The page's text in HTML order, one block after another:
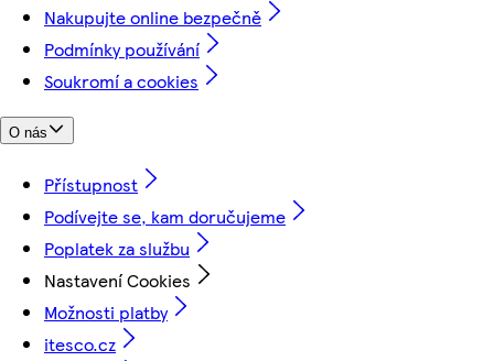
Nakupujte online bezpečně
Podmínky používání
Soukromí a cookies
O nás
Přístupnost
Podívejte se, kam doručujeme
Poplatek za službu
Nastavení Cookies
Možnosti platby
itesco.cz